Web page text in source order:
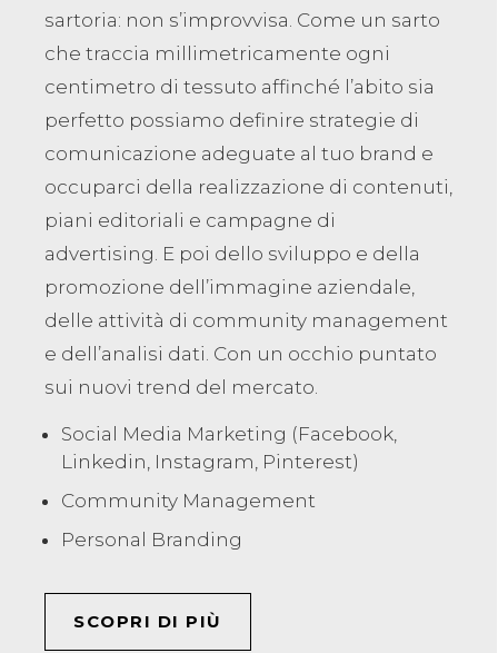
sartoria: non s’improvvisa. Come un sarto
che traccia millimetricamente ogni
centimetro di tessuto affinché l’abito sia
perfetto possiamo definire strategie di
comunicazione adeguate al tuo brand e
occuparci della realizzazione di contenuti,
piani editoriali e campagne di
advertising. E poi dello sviluppo e della
promozione dell’immagine aziendale,
delle attività di community management
e dell’analisi dati. Con un occhio puntato
sui nuovi trend del mercato.
Social Media Marketing (Facebook,
Linkedin, Instagram, Pinterest)
Community Management
Personal Branding
SCOPRI DI PIÙ